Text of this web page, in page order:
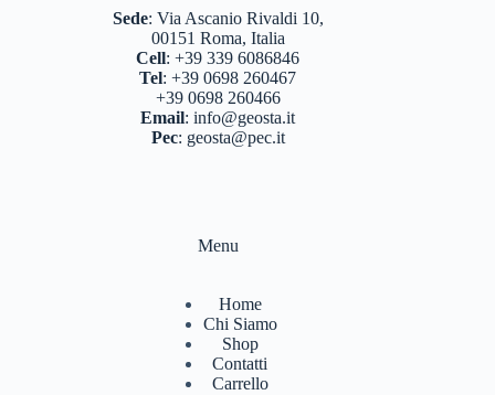
Sede: Via Ascanio Rivaldi 10,
00151 Roma, Italia
Cell:+39 339 6086846
Tel:+39 0698 260467
+39 0698 260466
Email:info@geosta.it
Pec: geosta@pec.it
Menu
Home
Chi Siamo
Shop
Contatti
Carrello